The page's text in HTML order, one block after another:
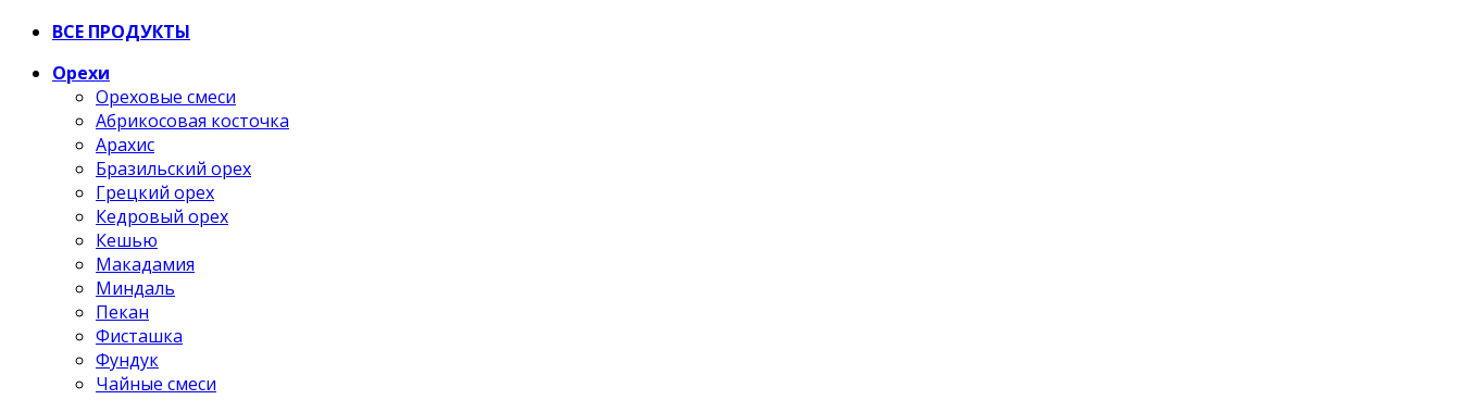
ВСЕ ПРОДУКТЫ
Орехи
Ореховые смеси
Абрикосовая косточка
Арахис
Бразильский орех
Грецкий орех
Кедровый орех
Кешью
Макадамия
Миндаль
Пекан
Фисташка
Фундук
Чайные смеси